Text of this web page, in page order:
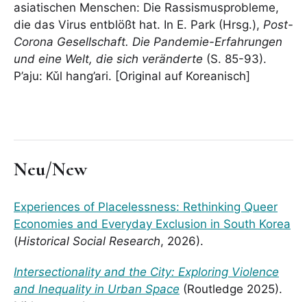
asiatischen Menschen: Die Rassismusprobleme,
die das Virus entblößt hat. In E. Park (Hrsg.), Post-
Corona Gesellschaft. Die Pandemie-Erfahrungen
und eine Welt, die sich veränderte (S. 85-93).
P’aju: Kǔl hang’ari. [Original auf Koreanisch]
Neu/New
Experiences of Placelessness: Rethinking Queer
Economies and Everyday Exclusion in South Korea
(Historical Social Research, 2026).
Intersectionality and the City: Exploring Violence
and Inequality in Urban Space (Routledge 2025).